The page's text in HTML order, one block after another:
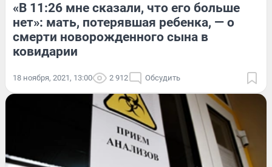
«В 11:26 мне сказали, что его больше
нет»: мать, потерявшая ребенка, — о
смерти новорожденного сына в
ковидарии
18 ноября, 2021, 13:00 2 912 Обсудить